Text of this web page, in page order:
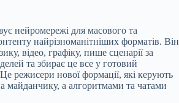
нейромережі для масового та
найрізноманітніших форматів. Він
відео, графіку, пише сценарії за
та збирає це все у готовий
режисери нової формації, які керують
майданчику, а алгоритмами та чатами